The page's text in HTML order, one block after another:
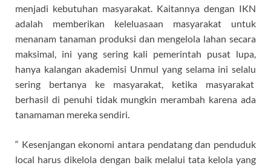
menjadi kebutuhan masyarakat. Kaitannya dengan IKN
adalah memberikan keleluasaan masyarakat untuk
menanam tanaman produksi dan mengelola lahan secara
maksimal, ini yang sering kali pemerintah pusat lupa,
hanya kalangan akademisi Unmul yang selama ini selalu
sering bertanya ke masyarakat, ketika masyarakat
berhasil di penuhi tidak mungkin merambah karena ada
tanamaman mereka sendiri.
“ Kesenjangan ekonomi antara pendatang dan penduduk
local harus dikelola dengan baik melalui tata kelola yang